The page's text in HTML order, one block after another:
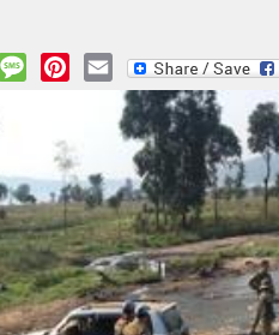
MessagePinterest
Email